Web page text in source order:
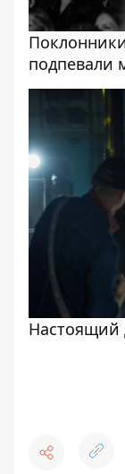
подпевали
Настоящий